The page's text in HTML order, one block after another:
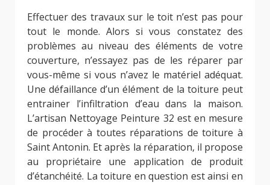
Effectuer des travaux sur le toit n’est pas pour
tout le monde. Alors si vous constatez des
problèmes au niveau des éléments de votre
couverture, n’essayez pas de les réparer par
vous-même si vous n’avez le matériel adéquat.
Une défaillance d’un élément de la toiture peut
entrainer l’infiltration d’eau dans la maison.
L’artisan Nettoyage Peinture 32 est en mesure
de procéder à toutes réparations de toiture à
Saint Antonin. Et après la réparation, il propose
au propriétaire une application de produit
d’étanchéité. La toiture en question est ainsi en